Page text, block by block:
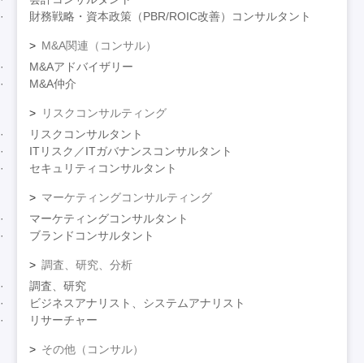
財務戦略・資本政策（PBR/ROIC改善）コンサルタント
M&A関連（コンサル）
M&Aアドバイザリー
M&A仲介
リスクコンサルティング
リスクコンサルタント
ITリスク／ITガバナンスコンサルタント
セキュリティコンサルタント
マーケティングコンサルティング
マーケティングコンサルタント
ブランドコンサルタント
調査、研究、分析
調査、研究
ビジネスアナリスト、システムアナリスト
リサーチャー
その他（コンサル）